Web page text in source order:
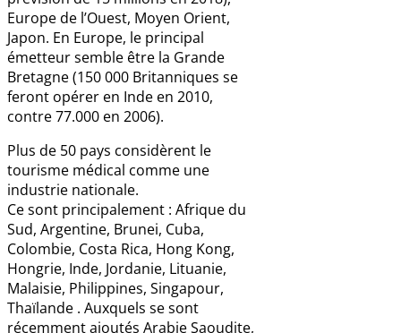
Europe de l’Ouest, Moyen Orient,
Japon. En Europe, le principal
émetteur semble être la Grande
Bretagne (150 000 Britanniques se
feront opérer en Inde en 2010,
contre 77.000 en 2006).
Plus de 50 pays considèrent le
tourisme médical comme une
industrie nationale.
Ce sont principalement : Afrique du
Sud, Argentine, Brunei, Cuba,
Colombie, Costa Rica, Hong Kong,
Hongrie, Inde, Jordanie, Lituanie,
Malaisie, Philippines, Singapour,
Thaïlande . Auxquels se sont
récemment ajoutés Arabie Saoudite,